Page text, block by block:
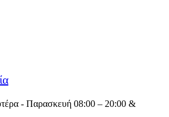
- Παρασκευή 08:00 – 20:00 &